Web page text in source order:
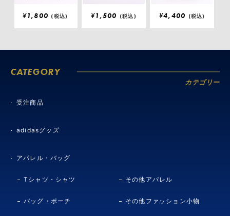
¥1,800 (税込) ¥1,500 (税込) ¥4,400 (税込)
CATEGORY
カテゴリー
受注商品
adidasグッズ
アパレル・バッグ
Tシャツ・シャツ その他アパレル
バッグ・ポーチ その他ファッション小物